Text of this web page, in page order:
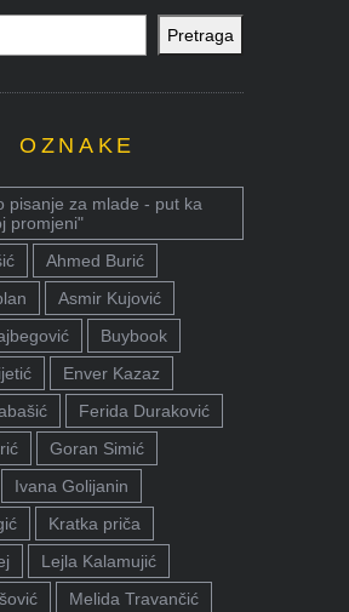
Pretraga
OZNAKE
pisanje za mlade - put ka
promjeni"
Ahmed Burić
Asmir Kujović
Buybook
Enver Kazaz
Ferida Duraković
Goran Simić
Ivana Golijanin
Kratka priča
Lejla Kalamujić
Melida Travančić